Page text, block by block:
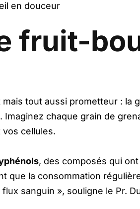
en douceur
fruit-
tout aussi prometteur : la
chaque grain de
cellules.
, des composés qui
que la consommation
sanguin », souligne le Pr.